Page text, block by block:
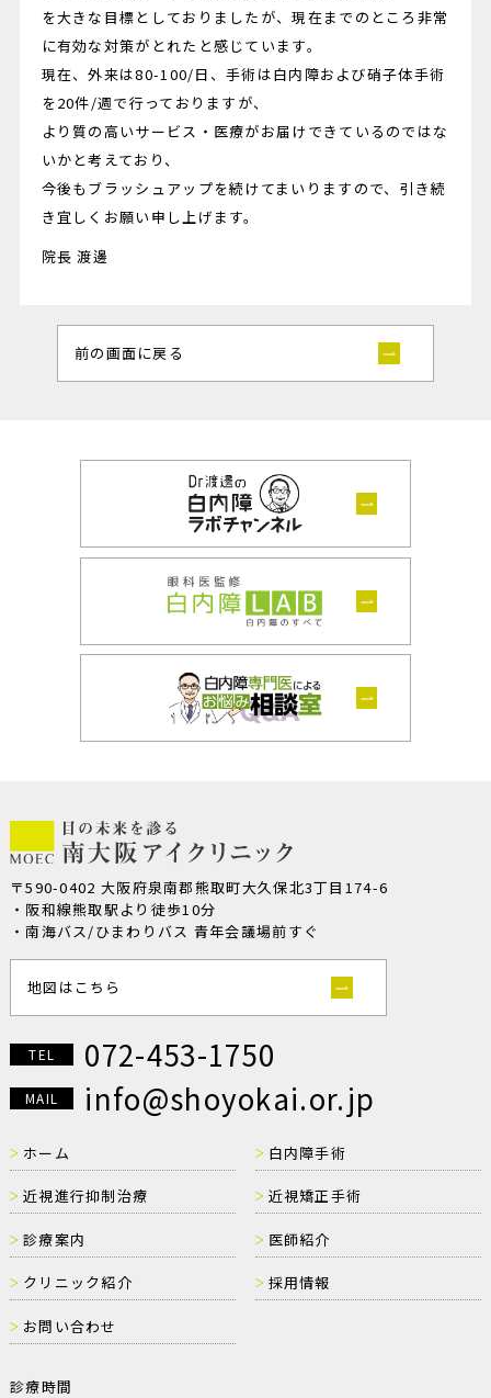
を大きな目標としておりましたが、現在までのところ非常
に有効な対策がとれたと感じています。
現在、外来は80-100/日、手術は白内障および硝子体手術
を20件/週で行っておりますが、
より質の高いサービス・医療がお届けできているのではな
いかと考えており、
今後もブラッシュアップを続けてまいりますので、引き続
き宜しくお願い申し上げます。
院長 渡邊
前の画面に戻る
〒590-0402 大阪府泉南郡熊取町大久保北3丁目174-6
・阪和線熊取駅より徒歩10分
・南海バス/ひまわりバス 青年会議場前すぐ
地図はこちら
TEL 072-453-1750
MAIL info@shoyokai.or.jp
ホーム 白内障手術
近視進行抑制治療 近視矯正手術
診療案内 医師紹介
クリニック紹介 採用情報
お問い合わせ
診療時間